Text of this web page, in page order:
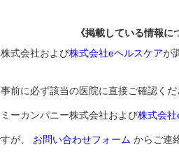
《掲載している情報に
式会社および株式会社eヘルスケアが
前に必ず該当の医院に直接ご確認くだ
ーカンパニー株式会社および株式会
が、 お問い合わせフォーム からご連